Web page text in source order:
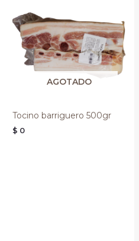
AGOTADO
Tocino barriguero 500gr
$ 0